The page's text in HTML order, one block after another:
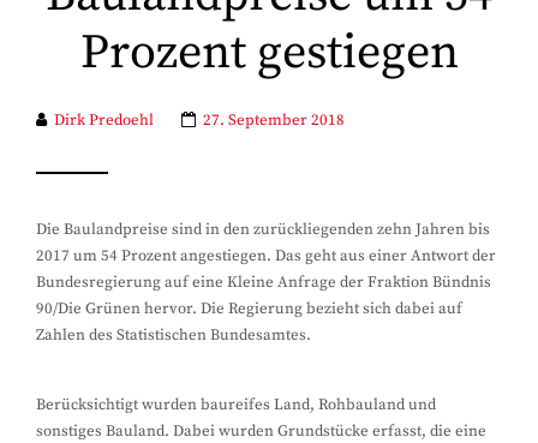
Prozent gestiegen
Dirk Predoehl 27. September 2018
Die Baulandpreise sind in den zurückliegenden zehn Jahren bis
2017 um 54 Prozent angestiegen. Das geht aus einer Antwort der
Bundesregierung auf eine Kleine Anfrage der Fraktion Bündnis
90/Die Grünen hervor. Die Regierung bezieht sich dabei auf
Zahlen des Statistischen Bundesamtes.
Berücksichtigt wurden baureifes Land, Rohbauland und
sonstiges Bauland. Dabei wurden Grundstücke erfasst, die eine